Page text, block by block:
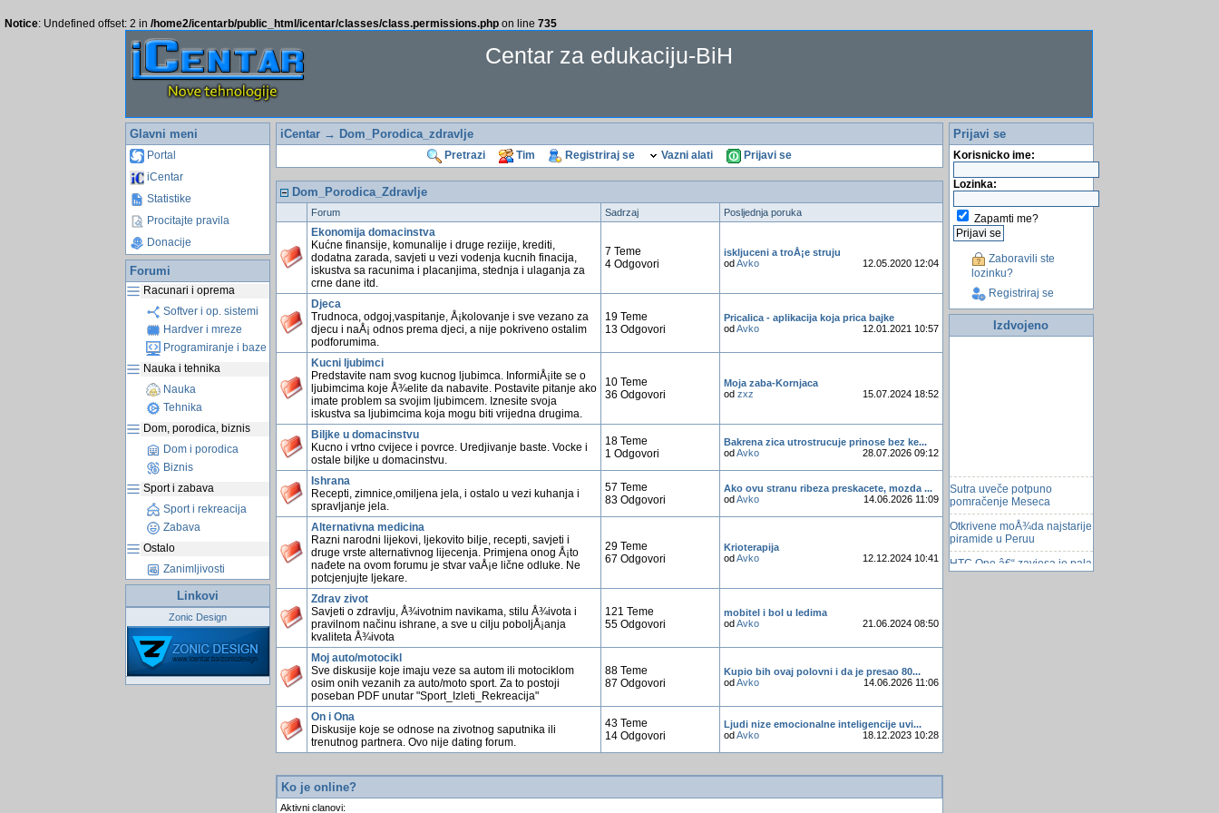
Notice: Undefined offset: 2 in /home2/icentarb/public_html/icentar/classes/class.permissions.php on line 735
Centar za edukaciju-BiH
Glavni meni
Portal
iCentar
Statistike
Procitajte pravila
Donacije
Forumi
Racunari i oprema
Softver i op. sistemi
Hardver i mreze
Programiranje i baze
Nauka i tehnika
Nauka
Tehnika
Dom, porodica, biznis
Dom i porodica
Biznis
Sport i zabava
Sport i rekreacija
Zabava
Ostalo
Zanimljivosti
Linkovi
Zonic Design
iCentar→ Dom_Porodica_zdravlje
Pretrazi Tim Registriraj se Vazni alati Prijavi se
Dom_Porodica_Zdravlje
Forum Sadrzaj Posljednja poruka
Ekonomija domacinstva
Kućne finansije, komunalije i druge reziije, krediti,
dodatna zarada, savjeti u vezi vodenja kucnih finacija,
iskustva sa racunima i placanjima, stednja i ulaganja za
crne dane itd.
7 Teme
4 Odgovori
iskljuceni a troÅ¡e struju
odAvko 12.05.2020 12:04
Djeca
Trudnoca, odgoj,vaspitanje, Å¡kolovanje i sve vezano za
djecu i naÅ¡ odnos prema djeci, a nije pokriveno ostalim
podforumima.
19 Teme
13 Odgovori
Pricalica - aplikacija koja prica bajke
odAvko 12.01.2021 10:57
Kucni ljubimci
Predstavite nam svog kucnog ljubimca. InformiÅ¡ite se o
ljubimcima koje Å¾elite da nabavite. Postavite pitanje ako
imate problem sa svojim ljubimcem. Iznesite svoja
iskustva sa ljubimcima koja mogu biti vrijedna drugima.
10 Teme
36 Odgovori
Moja zaba-Kornjaca
od zxz 15.07.2024 18:52
Biljke u domacinstvu
Kucno i vrtno cvijece i povrce. Uredjivanje baste. Vocke i
ostale biljke u domacinstvu.
18 Teme
1 Odgovori
Bakrena zica utrostrucuje prinose bez ke...
odAvko 28.07.2026 09:12
Ishrana
Recepti, zimnice,omiljena jela, i ostalo u vezi kuhanja i
spravljanje jela.
57 Teme
83 Odgovori
Ako ovu stranu ribeza preskacete, mozda ...
odAvko 14.06.2026 11:09
Alternativna medicina
Razni narodni lijekovi, ljekovito bilje, recepti, savjeti i
druge vrste alternativnog lijecenja. Primjena onog Å¡to
nađete na ovom forumu je stvar vaÅ¡e lične odluke. Ne
potcjenjujte ljekare.
29 Teme
67 Odgovori
Krioterapija
odAvko 12.12.2024 10:41
Zdrav zivot
Savjeti o zdravlju, Å¾ivotnim navikama, stilu Å¾ivota i
pravilnom načinu ishrane, a sve u cilju poboljÅ¡anja
kvaliteta Å¾ivota
121 Teme
55 Odgovori
mobitel i bol u ledima
odAvko 21.06.2024 08:50
Moj auto/motocikl
Sve diskusije koje imaju veze sa autom ili motociklom
osim onih vezanih za auto/moto sport. Za to postoji
poseban PDF unutar "Sport_Izleti_Rekreacija"
88 Teme
87 Odgovori
Kupio bih ovaj polovni i da je presao 80...
odAvko 14.06.2026 11:06
On i Ona
Diskusije koje se odnose na zivotnog saputnika ili
trenutnog partnera. Ovo nije dating forum.
43 Teme
14 Odgovori
Ljudi nize emocionalne inteligencije uvi...
odAvko 18.12.2023 10:28
Ko je online?
Aktivni clanovi:
Prijavi se
Korisnicko ime:
Lozinka:
Zapamti me?
Zaboravili ste
lozinku?
Registriraj se
Izdvojeno
Sutra uveče potpuno
pomračenje Meseca
Otkrivene moÅ¾da najstarije
piramide u Peruu
HTC One â€“ zavjesa je pala